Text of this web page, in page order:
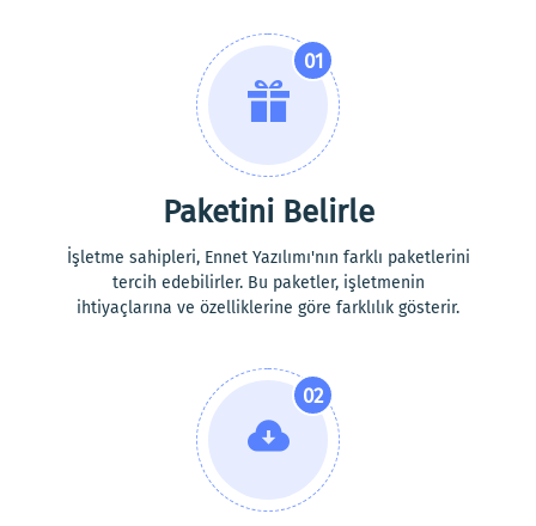
01
Paketini Belirle
İşletme sahipleri, Ennet Yazılımı'nın farklı paketlerini
tercih edebilirler. Bu paketler, işletmenin
ihtiyaçlarına ve özelliklerine göre farklılık gösterir.
02